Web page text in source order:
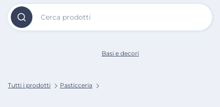
Cerca prodotti
Tutti i prodotti Pasticceria
Basi e decori